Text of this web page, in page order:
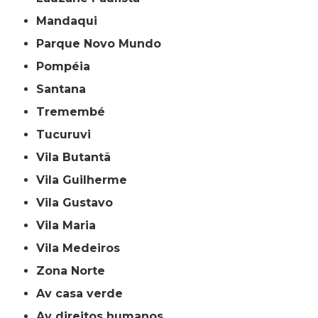
Mandaqui
Parque Novo Mundo
Pompéia
Santana
Tremembé
Tucuruvi
Vila Butantã
Vila Guilherme
Vila Gustavo
Vila Maria
Vila Medeiros
Zona Norte
av casa verde